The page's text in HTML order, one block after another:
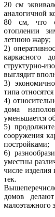
20 см
аналогичной
80 см, что
отоплении
летнюю жару;
2)
каркасного
структурно-
выглядит
3)
типа
4)
дома
уменьшается
5)
сооружения
постройками;
6)
уместны
числе изделия
тек.
домов
малоэтажного